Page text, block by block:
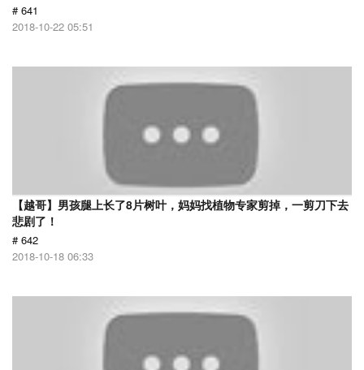
# 641
2018-10-22 05:51
【越哥】男孩腿上长了8片树叶，妈妈找植物专家剪掉，一剪刀下去
悲剧了！
# 642
2018-10-18 06:33